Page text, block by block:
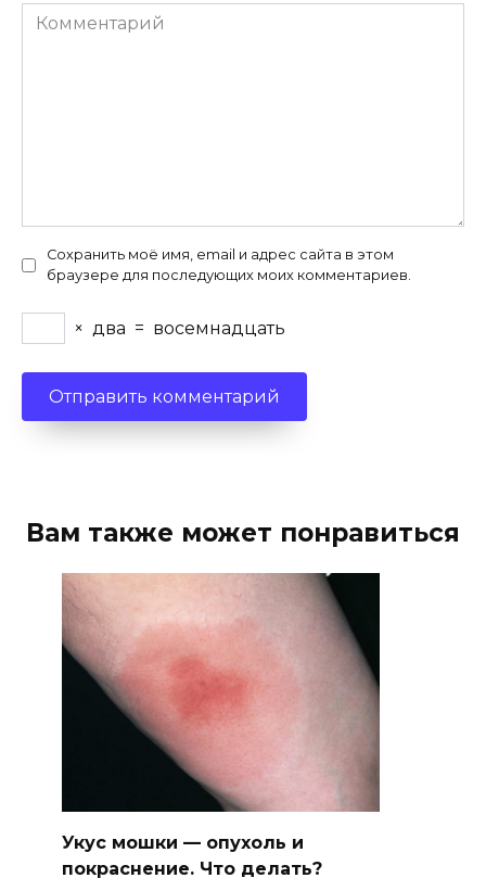
Комментарий
Сохранить моё имя, email и адрес сайта в этом
браузере для последующих моих комментариев.
× два = восемнадцать
Вам также может понравиться
Укус мошки — опухоль и
покраснение. Что делать?